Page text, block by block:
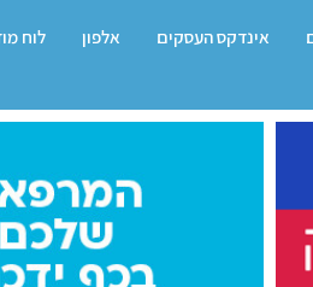
אינדקס העסקים אלפון לוח